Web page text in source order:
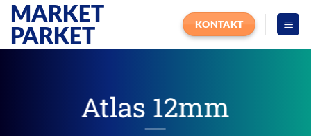
Прескочи
садржај
MARKET
PARKET
KONTAKT
Atlas 12mm